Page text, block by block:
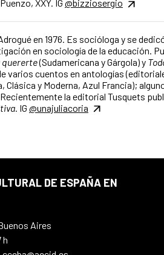
XXY. IG @bizziosergio
en 1976. Es socióloga y se
en sociología de la educación.
quererte(Sudamericana y Gárgola) y
varios cuentos en antologías
Clásica y Moderna, Azul Francia);
la editorial Tusquets
. IG @unajuliacoria
DE ESPAÑA EN
Aires
h